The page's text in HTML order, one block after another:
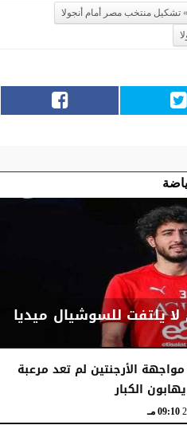
تشكيل منتخب مصر أمام أنجولا
يلتفت للسوشيال ميديا
الأرجنتين لم تعد مرعبة
الكبار
09:10 مـ